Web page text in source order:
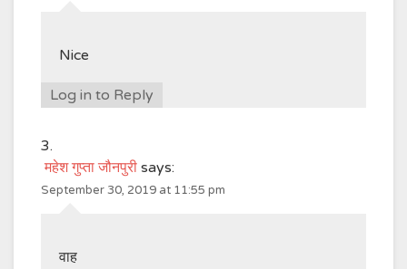
Nice
Log in to Reply
महेश गुप्ता जौनपुरी says:
September 30, 2019 at 11:55 pm
वाह